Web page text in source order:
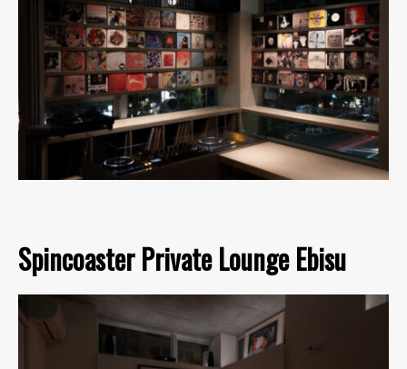
Spincoaster Private Lounge Ebisu